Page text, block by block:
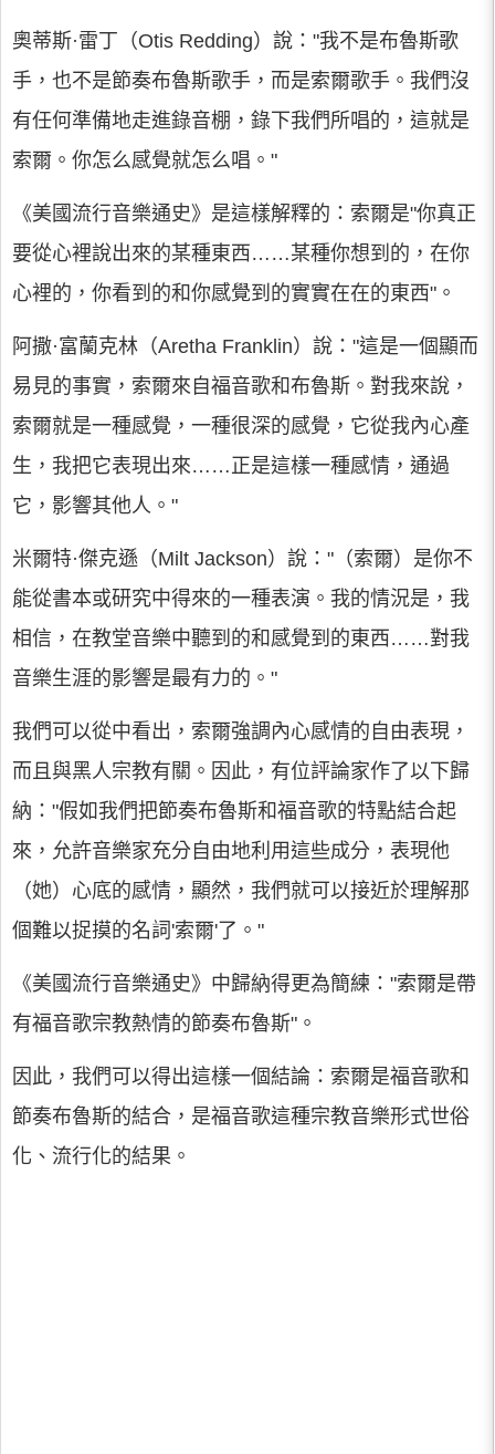
奧蒂斯·雷丁（Otis Redding）說："我不是布魯斯歌
手，也不是節奏布魯斯歌手，而是索爾歌手。我們沒
有任何準備地走進錄音棚，錄下我們所唱的，這就是
索爾。你怎么感覺就怎么唱。"
《美國流行音樂通史》是這樣解釋的：索爾是"你真正
要從心裡說出來的某種東西……某種你想到的，在你
心裡的，你看到的和你感覺到的實實在在的東西"。
阿撒·富蘭克林（Aretha Franklin）說："這是一個顯而
易見的事實，索爾來自福音歌和布魯斯。對我來說，
索爾就是一種感覺，一種很深的感覺，它從我內心產
生，我把它表現出來……正是這樣一種感情，通過
它，影響其他人。"
米爾特·傑克遜（Milt Jackson）說："（索爾）是你不
能從書本或研究中得來的一種表演。我的情況是，我
相信，在教堂音樂中聽到的和感覺到的東西……對我
音樂生涯的影響是最有力的。"
我們可以從中看出，索爾強調內心感情的自由表現，
而且與黑人宗教有關。因此，有位評論家作了以下歸
納："假如我們把節奏布魯斯和福音歌的特點結合起
來，允許音樂家充分自由地利用這些成分，表現他
（她）心底的感情，顯然，我們就可以接近於理解那
個難以捉摸的名詞'索爾'了。"
《美國流行音樂通史》中歸納得更為簡練："索爾是帶
有福音歌宗教熱情的節奏布魯斯"。
因此，我們可以得出這樣一個結論：索爾是福音歌和
節奏布魯斯的結合，是福音歌這種宗教音樂形式世俗
化、流行化的結果。